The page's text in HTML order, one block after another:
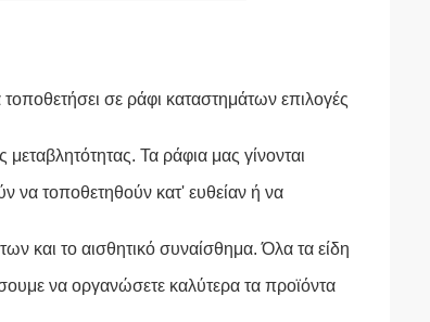
σε ράφι καταστημάτων επιλογές
Τα ράφια μας γίνονται
να τοποθετηθούν κατ' ευθείαν ή να
και το αισθητικό συναίσθημα. Όλα τα είδη
να οργανώσετε καλύτερα τα προϊόντα